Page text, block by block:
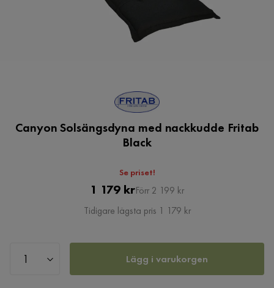
Canyon Solsängsdyna med nackkudde Fritab
Black
Se priset!
Pris
1 179 krOriginal
Pris
Förr 2 199 kr
Tidigare lägsta pris 1 179 kr
Lägg i varukorgen